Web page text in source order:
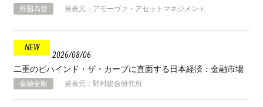
外国為替 発表元：アモーヴァ・アセットマネジメント
2026 08 06
二重のビハインド・ザ・カーブに直面する日本経済：金融市場
金融全般 発表元：野村総合研究所